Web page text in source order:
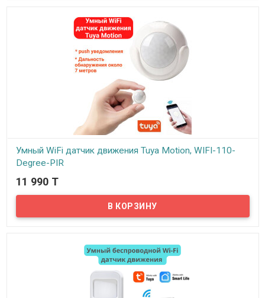
Умный WiFi датчик движения Tuya Motion, WIFI-110-
Degree-PIR
В наличии
Умный WiFi датчик позволит вам вовремя обнаружить движение
и принять меры (при необходимости). Имеет встроенный WiFi
модуль для удаленного оповещения о срабатывании с
11 990 T